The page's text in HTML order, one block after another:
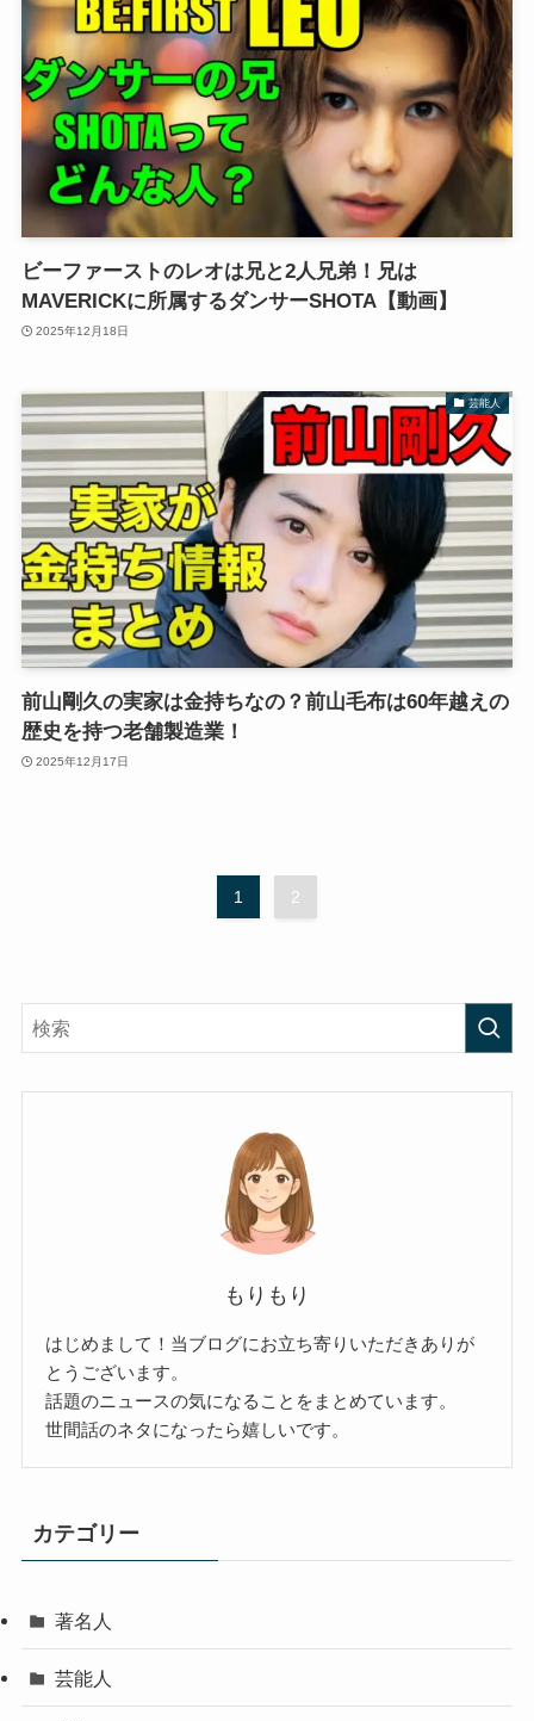
ビーファーストのレオは兄と2人兄弟！兄は
MAVERICKに所属するダンサーSHOTA【動画】
2025年12月18日
芸能人
前山剛久の実家は金持ちなの？前山毛布は60年越えの
歴史を持つ老舗製造業！
2025年12月17日
1 2
もりもり
はじめまして！当ブログにお立ち寄りいただきありが
とうございます。
話題のニュースの気になることをまとめています。
世間話のネタになったら嬉しいです。
カテゴリー
著名人
芸能人